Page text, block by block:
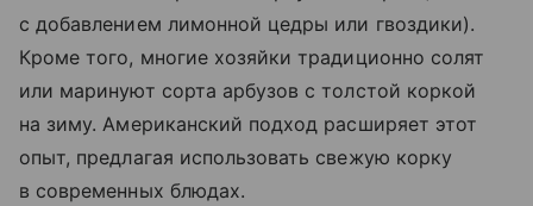
с добавлением лимонной цедры или гвоздики).
Кроме того, многие хозяйки традиционно солят
или маринуют сорта арбузов с толстой коркой
на зиму. Американский подход расширяет этот
опыт, предлагая использовать свежую корку
в современных блюдах.